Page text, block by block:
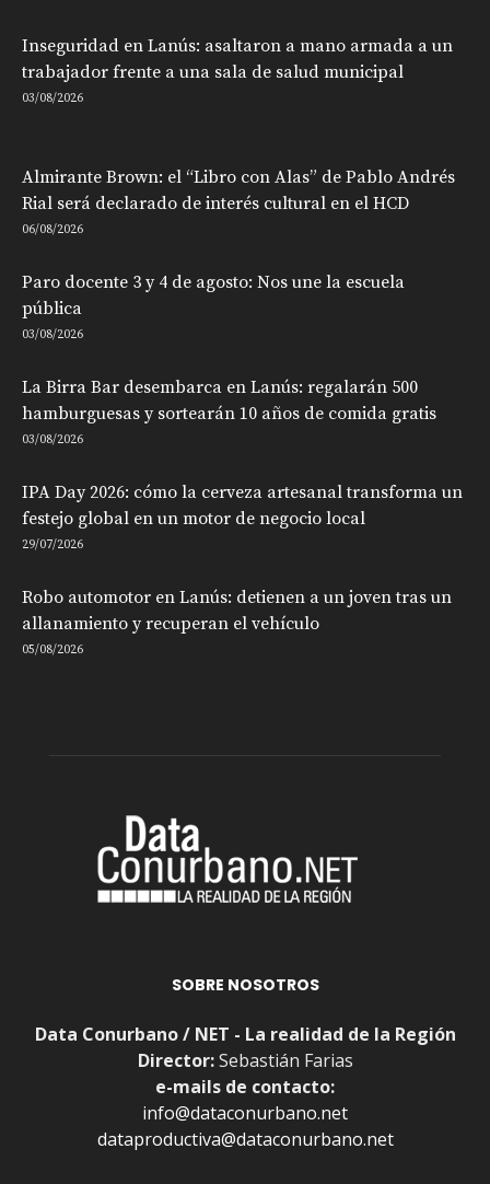
Inseguridad en Lanús: asaltaron a mano armada a un
trabajador frente a una sala de salud municipal
03/08/2026
Almirante Brown: el “Libro con Alas” de Pablo Andrés
Rial será declarado de interés cultural en el HCD
06/08/2026
Paro docente 3 y 4 de agosto: Nos une la escuela
pública
03/08/2026
La Birra Bar desembarca en Lanús: regalarán 500
hamburguesas y sortearán 10 años de comida gratis
03/08/2026
IPA Day 2026: cómo la cerveza artesanal transforma un
festejo global en un motor de negocio local
29/07/2026
Robo automotor en Lanús: detienen a un joven tras un
allanamiento y recuperan el vehículo
05/08/2026
SOBRE NOSOTROS
Data Conurbano / NET - La realidad de la Región
Director:Sebastián Farias
e-mails de contacto:
info@dataconurbano.net
dataproductiva@dataconurbano.net